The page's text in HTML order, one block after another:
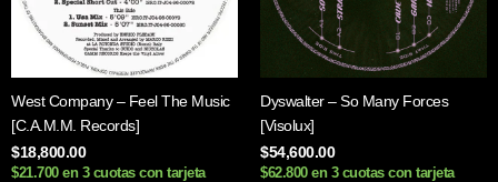
West Company – Feel The Music
[C.A.M.M. Records]
$18,800.00
$21.700 en 3 cuotas con tarjeta
Dyswalter – So Many Forces
[Visolux]
$54,600.00
$62.800 en 3 cuotas con tarjeta